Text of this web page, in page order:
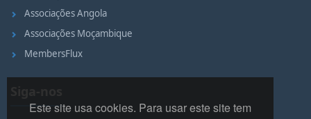
Associações Angola
Associações Moçambique
MembersFlux
Este site usa cookies. Para usar este site tem